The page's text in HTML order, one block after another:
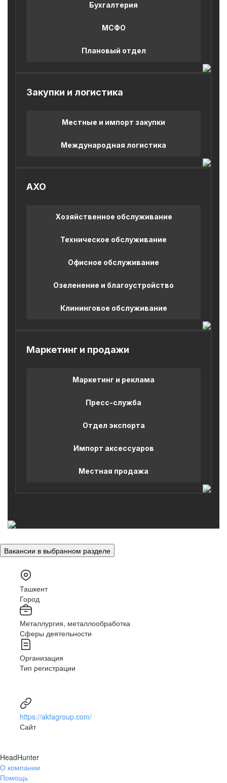
Бухгалтерия
МСФО
Плановый отдел
Закупки и логистика
Местные и импорт закупки
Международная логистика
AXO
Хозяйственное обслуживание
Техническое обслуживание
Офисное обслуживание
Озеленение и благоустройство
Клининговое обслуживание
Маркетинг и продажи
Маркетинг и реклама
Пресс-служба
Отдел экспорта
Импорт аксессуаров
Местная продажа
Вакансии в выбранном разделе
Ташкент
Город
Металлургия, металлообработка
Сферы деятельности
Организация
Тип регистрации
https://akfagroup.com/
Сайт
HeadHunter
О компании
Помощь